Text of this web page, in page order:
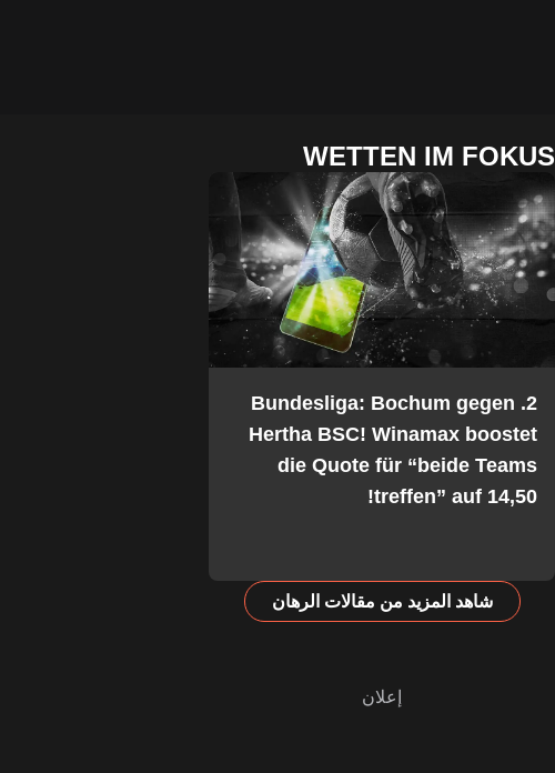
WETTEN IM FOKUS
2. Bundesliga: Bochum gegen
Hertha BSC! Winamax boostet
die Quote für “beide Teams
treffen” auf 14,50!
شاهد المزيد من مقالات الرهان